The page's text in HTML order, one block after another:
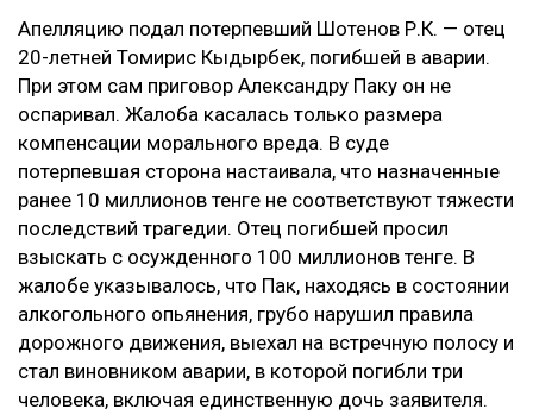
смертельном ДТП на проспекте аль-Фараби. Отец
одной из погибших в аварии девушек просил
увеличить выплату с 10 до 100 миллионов тенге,
сообщает Ulysmedia.kz.
ЧИТАЙТЕ ТАКЖЕ
Курсы валют: сколько стоит доллар в обменниках
Казахстана 8 августа
Воздух может ухудшиться в нескольких городах
Подростки заблудились в горах Алматы